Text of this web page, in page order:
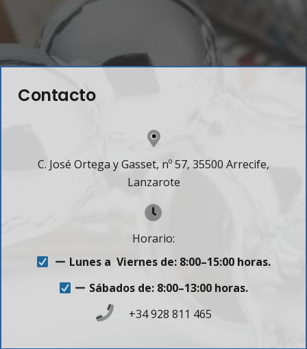
Contacto
C. José Ortega y Gasset, nº 57, 35500 Arrecife,
Lanzarote
Horario:
Lunes a Viernes de: 8:00–15:00 horas.
Sábados de: 8:00–13:00 horas.
+34 928 811 465